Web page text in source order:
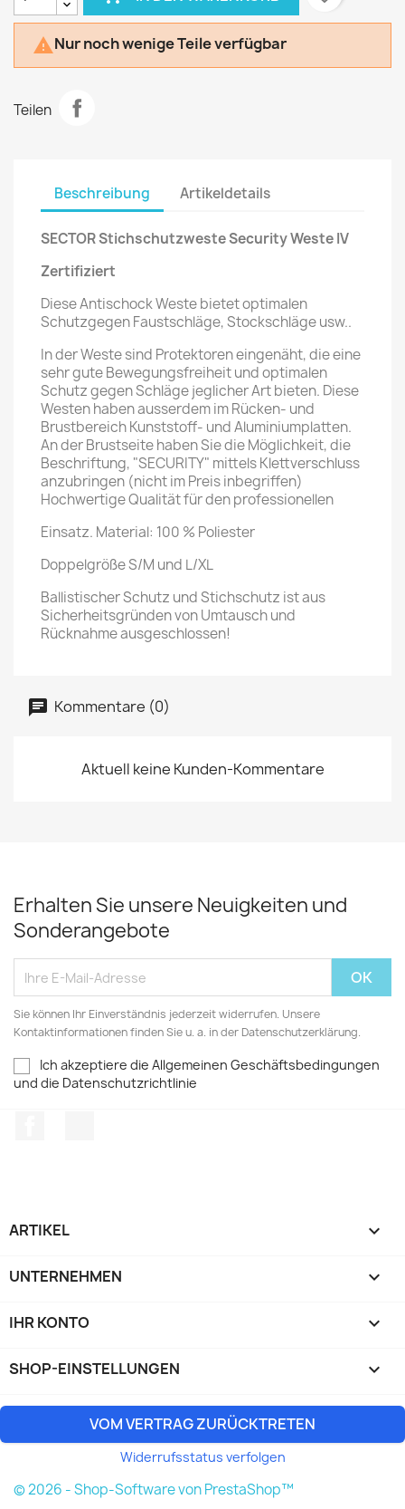
Nur noch wenige Teile verfügbar
Teilen
Beschreibung Artikeldetails
SECTOR Stichschutzweste Security Weste IV
Zertifiziert
Diese Antischock Weste bietet optimalen
Schutzgegen Faustschläge, Stockschläge usw..
In der Weste sind Protektoren eingenäht, die eine
sehr gute Bewegungsfreiheit und optimalen
Schutz gegen Schläge jeglicher Art bieten. Diese
Westen haben ausserdem im Rücken- und
Brustbereich Kunststoff- und Aluminiumplatten.
An der Brustseite haben Sie die Möglichkeit, die
Beschriftung, "SECURITY" mittels Klettverschluss
anzubringen (nicht im Preis inbegriffen)
Hochwertige Qualität für den professionellen
Einsatz. Material: 100 % Poliester
Doppelgröße S/M und L/XL
Ballistischer Schutz und Stichschutz ist aus
Sicherheitsgründen von Umtausch und
Rücknahme ausgeschlossen!
Kommentare (0)
Aktuell keine Kunden-Kommentare
Erhalten Sie unsere Neuigkeiten und
Sonderangebote
Sie können Ihr Einverständnis jederzeit widerrufen. Unsere
Kontaktinformationen finden Sie u. a. in der Datenschutzerklärung.
Ich akzeptiere die Allgemeinen Geschäftsbedingungen
und die Datenschutzrichtlinie
ARTIKEL 
UNTERNEHMEN 
IHR KONTO 
SHOP-EINSTELLUNGEN keyboard_arrow_down
VOM VERTRAG ZURÜCKTRETEN
Widerrufsstatus verfolgen
© 2026 - Shop-Software von PrestaShop™